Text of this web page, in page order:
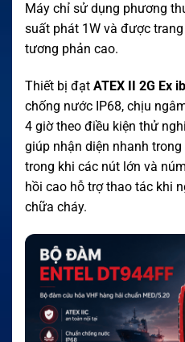
Máy chỉ sử dụng phương
suất phát 1W và được
tương phản cao.
Thiết bị đạt ATEX II 2G Ex
chống nước IP68, chịu
4 giờ theo điều kiện thử
giúp nhận diện nhanh
trong khi các nút lớn và
hồi cao hỗ trợ thao tác khi
chữa cháy.